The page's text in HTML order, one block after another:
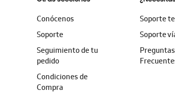
Conócenos
Soporte
Seguimiento de tu
pedido
Condiciones de
Compra
Soporte
Soporte
Preguntas